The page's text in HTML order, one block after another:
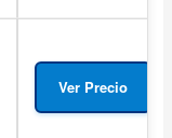
Ver Precio